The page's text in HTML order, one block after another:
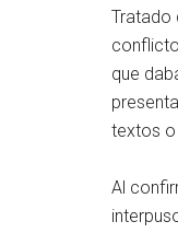
Tratado
que
textos
Al